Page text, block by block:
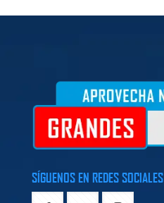
SÍGUENOS EN REDES SOCIALES